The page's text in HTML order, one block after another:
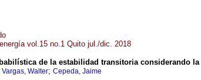
vol.15 no.1 Quito jul./dic. 2018
de la estabilidad transitoria considerando
Vargas, Walter; Cepeda, Jaime